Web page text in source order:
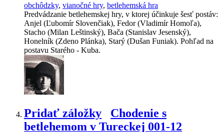
obchôdzky, vianočné hry, betlehemská hra
Predvádzanie betlehemskej hry, v ktorej účinkuje šesť postáv:
Anjel (Ľubomír Slovenčiak), Fedor (Vladimír Homoľa),
Stacho (Milan Leštinský), Bača (Stanislav Jesenský),
Honelník (Zdeno Plánka), Starý (Dušan Funiak). Pohľad na
postavu Starého - Kuba.
Pridať záložky
Chodenie s
betlehemom v Tureckej 001-12